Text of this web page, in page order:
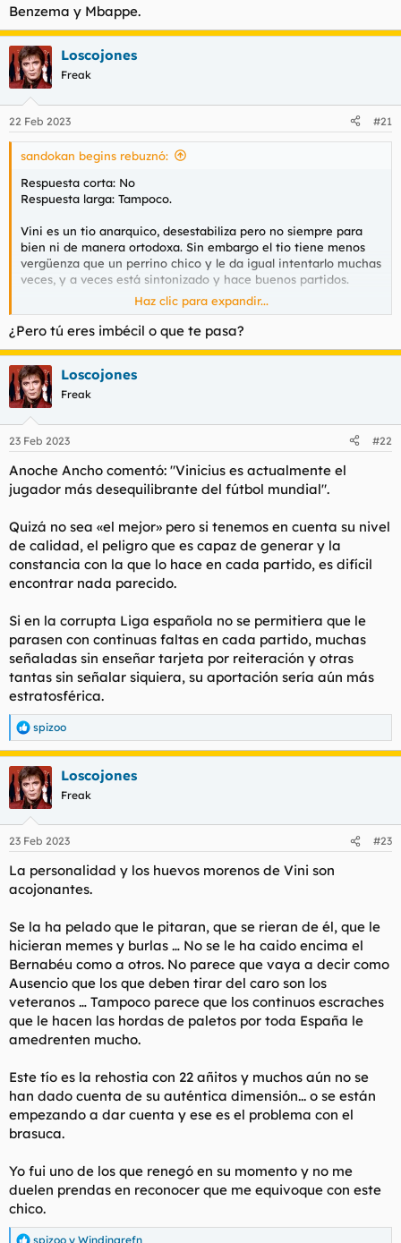
:
Benzema y Mbappe.
Loscojones
Freak
22 Feb 2023 #21
sandokan begins rebuznó:
Respuesta corta: No
Respuesta larga: Tampoco.
Vini es un tio anarquico, desestabiliza pero no siempre para
bien ni de manera ortodoxa. Sin embargo el tio tiene menos
vergüenza que un perrino chico y le da igual intentarlo muchas
veces, y a veces está sintonizado y hace buenos partidos.
Que sea una sacada de chorra de flo no lo comparto. ZZ pidió
venderlo creo, y si ha terminado jugando es porque muchos se
han borrado, Bale, Eden, Jovic y porque con el dinero en el
estadio no han venido gentes como Mbape o Haaland. Ha
tenido suerte de poder jugar 200 partidos con cierta
continuidad y con las espaldas muy cubiertas. Porque esa es
otra, en los partidos en que no ha estado Karim para darle luz
de Vini no se ha visto ni las raspas.
Si fusionasemos a Vini y Rodry pues sí, hablariamos de un
crack mundial. Asi pues bueno, un jugador interesante, no muy
fino ni muy elegante pero que mientras tenga un cohete en el
Haz clic para expandir...
¿Pero tú eres imbécil o que te pasa?
Loscojones
Freak
23 Feb 2023 #22
Anoche Ancho comentó: "Vinicius es actualmente el
jugador más desequilibrante del fútbol mundial".
Quizá no sea «el mejor» pero si tenemos en cuenta su nivel
de calidad, el peligro que es capaz de generar y la
constancia con la que lo hace en cada partido, es difícil
encontrar nada parecido.
Si en la corrupta Liga española no se permitiera que le
parasen con continuas faltas en cada partido, muchas
señaladas sin enseñar tarjeta por reiteración y otras
tantas sin señalar siquiera, su aportación sería aún más
estratosférica.
R
e
a
c
c
i
e
:
spizoo
Loscojones
Freak
23 Feb 2023 #23
La personalidad y los huevos morenos de Vini son
acojonantes.
Se la ha pelado que le pitaran, que se rieran de él, que le
hicieran memes y burlas … No se le ha caido encima el
Bernabéu como a otros. No parece que vaya a decir como
Ausencio que los que deben tirar del caro son los
veteranos … Tampoco parece que los continuos escraches
que le hacen las hordas de paletos por toda España le
amedrenten mucho.
Este tío es la rehostia con 22 añitos y muchos aún no se
han dado cuenta de su auténtica dimensión... o se están
empezando a dar cuenta y ese es el problema con el
brasuca.
Yo fui uno de los que renegó en su momento y no me
duelen prendas en reconocer que me equivoque con este
chico.
spizoo y Windingrefn